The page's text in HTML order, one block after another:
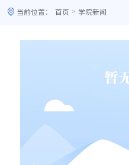
当前位置： 首页 > 学院新闻